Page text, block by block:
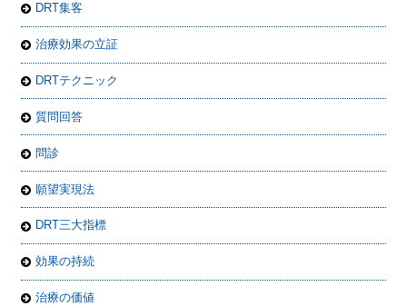
DRT集客
治療効果の立証
DRTテクニック
質問回答
問診
願望実現法
DRT三大指標
効果の持続
治療の価値